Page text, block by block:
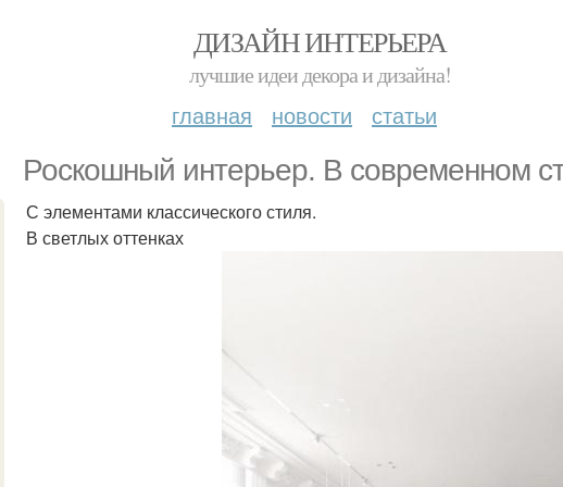
ДИЗАЙН ИНТЕРЬЕРА
лучшие идеи декора и дизайна!
главная новости статьи
Роскошный интерьер. В современном
С элементами классического стиля.
В светлых оттенках